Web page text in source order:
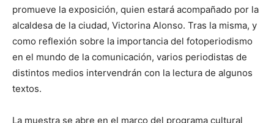
promueve la exposición, quien estará acompañado por la
alcaldesa de la ciudad, Victorina Alonso. Tras la misma, y
como reflexión sobre la importancia del fotoperiodismo
en el mundo de la comunicación, varios periodistas de
distintos medios intervendrán con la lectura de algunos
textos.
La muestra se abre en el marco del programa cultural